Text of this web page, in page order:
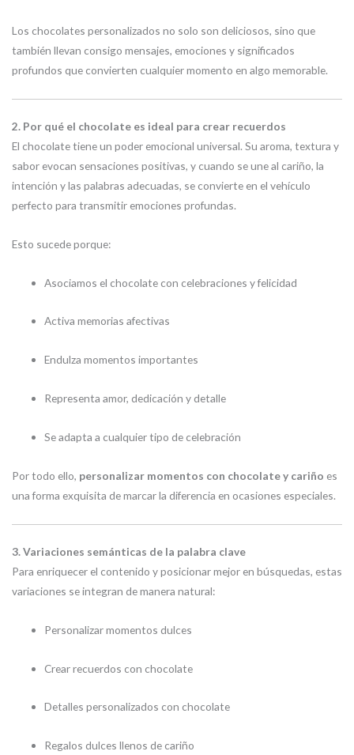
Los chocolates personalizados no solo son deliciosos, sino que
también llevan consigo mensajes, emociones y significados
profundos que convierten cualquier momento en algo memorable.
2. Por qué el chocolate es ideal para crear recuerdos
El chocolate tiene un poder emocional universal. Su aroma, textura y
sabor evocan sensaciones positivas, y cuando se une al cariño, la
intención y las palabras adecuadas, se convierte en el vehículo
perfecto para transmitir emociones profundas.
Esto sucede porque:
Asociamos el chocolate con celebraciones y felicidad
Activa memorias afectivas
Endulza momentos importantes
Representa amor, dedicación y detalle
Se adapta a cualquier tipo de celebración
Por todo ello, personalizar momentos con chocolate y cariño es
una forma exquisita de marcar la diferencia en ocasiones especiales.
3. Variaciones semánticas de la palabra clave
Para enriquecer el contenido y posicionar mejor en búsquedas, estas
variaciones se integran de manera natural:
Personalizar momentos dulces
Crear recuerdos con chocolate
Detalles personalizados con chocolate
Regalos dulces llenos de cariño